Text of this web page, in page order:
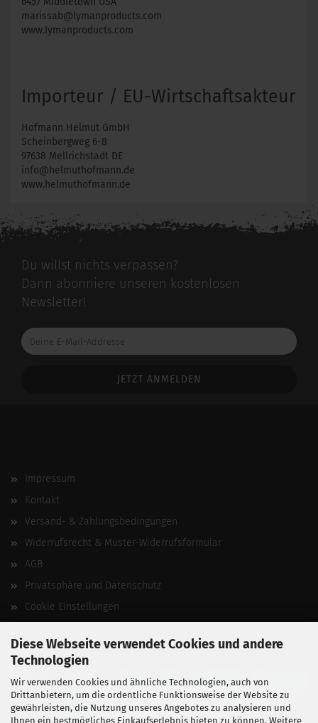
Diese Webseite verwendet Cookies und andere
Technologien
Wir verwenden Cookies und ähnliche Technologien, auch von
Drittanbietern, um die ordentliche Funktionsweise der Website zu
gewährleisten, die Nutzung unseres Angebotes zu analysieren und
Ihnen ein bestmögliches Einkaufserlebnis bieten zu können. Weitere
marissab@lymanproducts.com
www.lymanproducts.com
Importeur / EU-Wirtschaftsakteur
Hofmann Helmut GmbH
Scheinbergweg 6-8
97638 Mellrichstadt DE
info@helmuthofmann.de
www.helmuthofmann.de
Du willst nichts verpassen?
Dann abonniere unseren kostenlosen
Newsletter!
Deine
E-
Impressum
Kontakt
Versand- & Zahlungsbedingungen
Widerrufsrecht & Muster-Widerrufsformular
AGB
Privatsphäre und Datenschutz
Cookie Einstellungen
Vertrag widerrufen